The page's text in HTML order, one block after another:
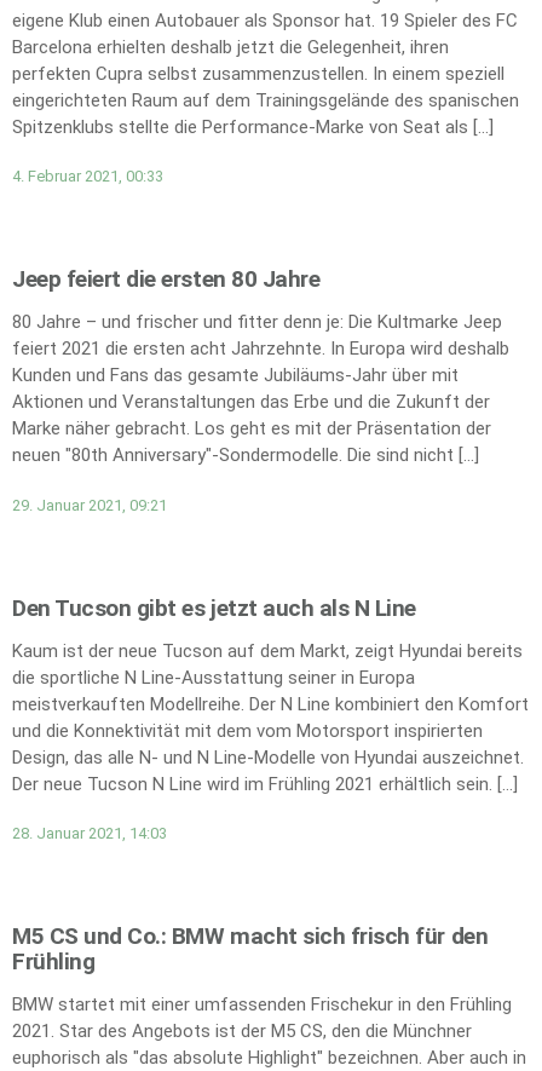
eigene Klub einen Autobauer als Sponsor hat. 19 Spieler des FC
Barcelona erhielten deshalb jetzt die Gelegenheit, ihren
perfekten Cupra selbst zusammenzustellen. In einem speziell
eingerichteten Raum auf dem Trainingsgelände des spanischen
Spitzenklubs stellte die Performance-Marke von Seat als […]
4. Februar 2021, 00:33
Jeep feiert die ersten 80 Jahre
80 Jahre – und frischer und fitter denn je: Die Kultmarke Jeep
feiert 2021 die ersten acht Jahrzehnte. In Europa wird deshalb
Kunden und Fans das gesamte Jubiläums-Jahr über mit
Aktionen und Veranstaltungen das Erbe und die Zukunft der
Marke näher gebracht. Los geht es mit der Präsentation der
neuen "80th Anniversary"-Sondermodelle. Die sind nicht […]
29. Januar 2021, 09:21
Den Tucson gibt es jetzt auch als N Line
Kaum ist der neue Tucson auf dem Markt, zeigt Hyundai bereits
die sportliche N Line-Ausstattung seiner in Europa
meistverkauften Modellreihe. Der N Line kombiniert den Komfort
und die Konnektivität mit dem vom Motorsport inspirierten
Design, das alle N- und N Line-Modelle von Hyundai auszeichnet.
Der neue Tucson N Line wird im Frühling 2021 erhältlich sein. […]
28. Januar 2021, 14:03
M5 CS und Co.: BMW macht sich frisch für den
Frühling
BMW startet mit einer umfassenden Frischekur in den Frühling
2021. Star des Angebots ist der M5 CS, den die Münchner
euphorisch als "das absolute Highlight" bezeichnen. Aber auch in